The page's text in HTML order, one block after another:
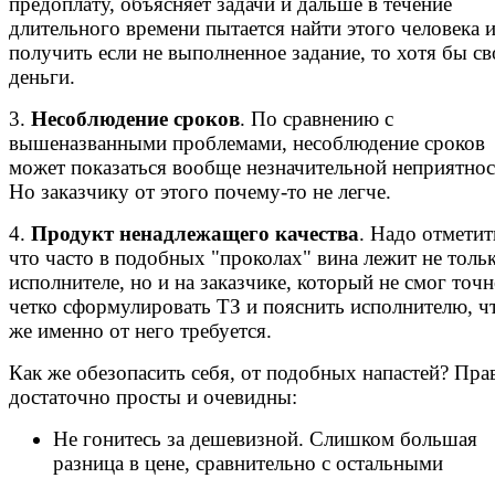
длительного времени пытается найти этого человека и
получить если не выполненное задание, то хотя бы
деньги.
3. Несоблюдение сроков. По сравнению с
вышеназванными проблемами, несоблюдение сроков
может показаться вообще незначительной
Но заказчику от этого почему-то не легче.
4. Продукт ненадлежащего качества. Надо
что часто в подобных "проколах" вина лежит не
исполнителе, но и на заказчике, который не смог
четко сформулировать ТЗ и пояснить исполнителю,
же именно от него требуется.
Как же обезопасить себя, от подобных напастей?
достаточно просты и очевидны:
Не гонитесь за дешевизной. Слишком большая
разница в цене, сравнительно с остальными